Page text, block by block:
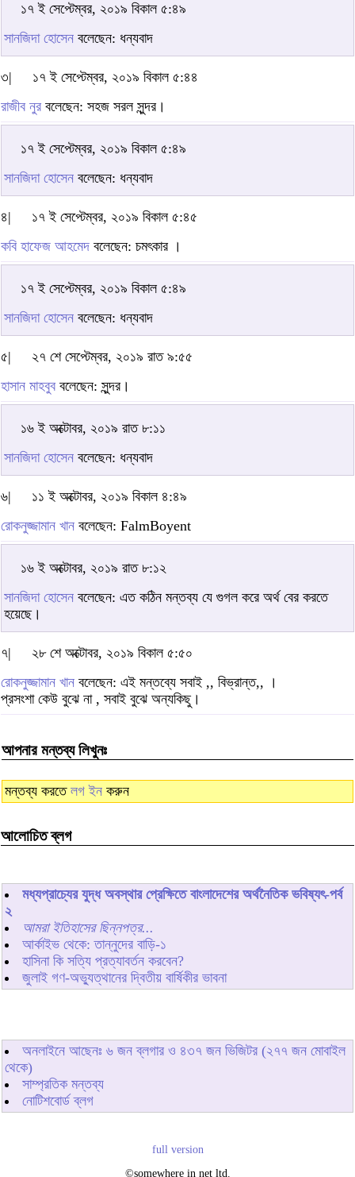
১৭ ই সেপ্টেম্বর, ২০১৯ বিকাল ৫:৪৯
সানজিদা হোসেন বলেছেন: ধন্যবাদ
৩|
১৭ ই সেপ্টেম্বর, ২০১৯ বিকাল ৫:৪৪
রাজীব নুর বলেছেন: সহজ সরল সুন্দর।
১৭ ই সেপ্টেম্বর, ২০১৯ বিকাল ৫:৪৯
সানজিদা হোসেন বলেছেন: ধন্যবাদ
৪|
১৭ ই সেপ্টেম্বর, ২০১৯ বিকাল ৫:৪৫
কবি হাফেজ আহমেদ বলেছেন: চমৎকার ।
১৭ ই সেপ্টেম্বর, ২০১৯ বিকাল ৫:৪৯
সানজিদা হোসেন বলেছেন: ধন্যবাদ
৫|
২৭ শে সেপ্টেম্বর, ২০১৯ রাত ৯:৫৫
হাসান মাহবুব বলেছেন: সুন্দর।
১৬ ই অক্টোবর, ২০১৯ রাত ৮:১১
সানজিদা হোসেন বলেছেন: ধন্যবাদ
৬|
১১ ই অক্টোবর, ২০১৯ বিকাল ৪:৪৯
রোকনুজ্জামান খান বলেছেন: FalmBoyent
১৬ ই অক্টোবর, ২০১৯ রাত ৮:১২
সানজিদা হোসেন বলেছেন: এত কঠিন মন্তব্য যে গুগল করে অর্থ বের করতে
হয়েছে।
৭|
২৮ শে অক্টোবর, ২০১৯ বিকাল ৫:৫০
রোকনুজ্জামান খান বলেছেন: এই মন্তব্যে সবাই ,, বিভ্রান্ত,, ।
প্রসংশা কেউ বুঝে না , সবাই বুঝে অন্যকিছু।
আপনার মন্তব্য লিখুনঃ
মন্তব্য করতে লগ ইন করুন
আলোচিত ব্লগ
মধ্যপ্রাচ্যের যুদ্ধ অবস্থার প্রেক্ষিতে বাংলাদেশের অর্থনৈতিক ভবিষ্যৎ-পর্ব
২
আমরা ইতিহাসের ছিন্নপত্র...
আর্কাইভ থেকে: তান্নুদের বাড়ি-১
হাসিনা কি সত্যি প্রত্যাবর্তন করবেন?
জুলাই গণ-অভ্যুত্থানের দ্বিতীয় বার্ষিকীর ভাবনা
অনলাইনে আছেনঃ ৬ জন ব্লগার ও ৪৩৭ জন ভিজিটর (২৭৭ জন মোবাইল
থেকে)
সাম্প্রতিক মন্তব্য
নোটিশবোর্ড ব্লগ
full version
©somewhere in net ltd.